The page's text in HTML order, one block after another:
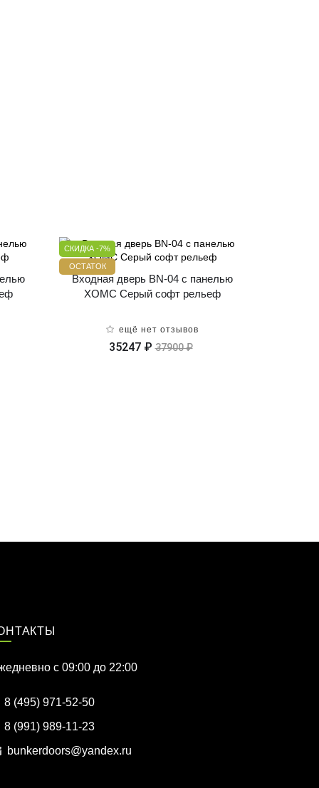
СКИДКА -7%
ОСТАТОК
Входная дверь BN-04 с панелью
ХОМС Серый софт рельеф
ещё нет отзывов
35247 ₽ 37900 ₽
c 09:00 до 22:00
8 (495) 971-52-50
8 (991) 989-11-23
bunkerdoors@yandex.ru